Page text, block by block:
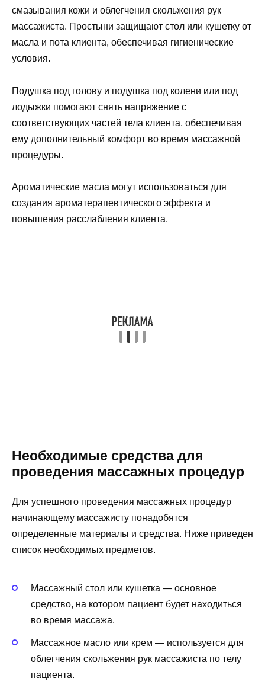
смазывания кожи и облегчения скольжения рук
массажиста. Простыни защищают стол или кушетку от
масла и пота клиента, обеспечивая гигиенические
условия.
Подушка под голову и подушка под колени или под
лодыжки помогают снять напряжение с
соответствующих частей тела клиента, обеспечивая
ему дополнительный комфорт во время массажной
процедуры.
Ароматические масла могут использоваться для
создания ароматерапевтического эффекта и
повышения расслабления клиента.
Необходимые средства для
проведения массажных процедур
Для успешного проведения массажных процедур
начинающему массажисту понадобятся
определенные материалы и средства. Ниже приведен
список необходимых предметов.
Массажный стол или кушетка — основное
средство, на котором пациент будет находиться
во время массажа.
Массажное масло или крем — используется для
облегчения скольжения рук массажиста по телу
пациента.